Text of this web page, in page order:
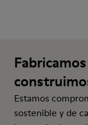
Estamos
sostenible y de